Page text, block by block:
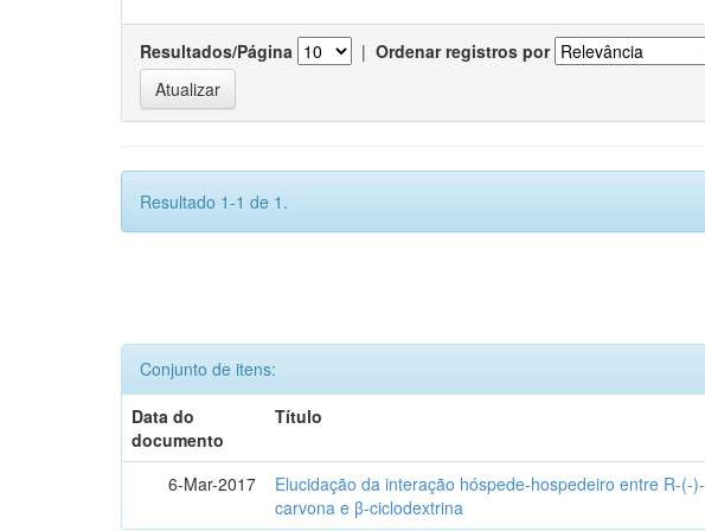
Resultados/Página | Ordenar registros por
Resultado 1-1 de 1.
Conjunto de itens:
Data do
documento
Título
6-Mar-2017
Elucidação da interação hóspede-hospedeiro entre R-(-)-
carvona e β-ciclodextrina